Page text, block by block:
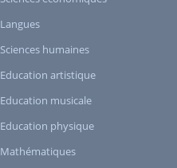
Langues
Sciences humaines
Education artistique
Education musicale
Education physique
Mathématiques